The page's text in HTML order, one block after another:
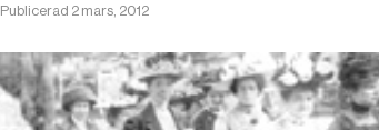
Publicerad 2 mars, 2012